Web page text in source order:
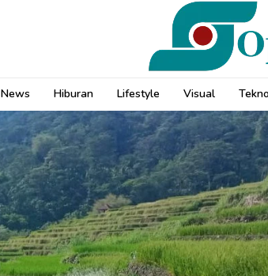
News Hiburan Lifestyle Visual